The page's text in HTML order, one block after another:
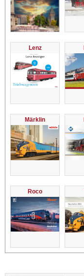
Lenz
Märklin
Roco